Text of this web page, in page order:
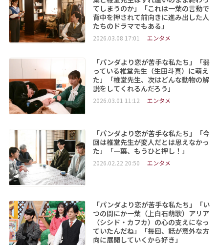
てしまうのか」「これは一葉の言動で
背中を押されて前向きに進み出した人
たちのドラマでもある」
2026.03.08 17:01 エンタメ
「パンダより恋が苦手な私たち」「弱
っている椎堂先生（生田斗真）に萌え
た」「椎堂先生、次はどんな動物の解
説をしてくれるんだろう」
2026.03.01 11:12 エンタメ
「パンダより恋が苦手な私たち」「今
回は椎堂先生が変人だとは思えなかっ
た」「一葉、もうひと押し！」
2026.02.22 20:50 エンタメ
「パンダより恋が苦手な私たち」「い
つの間にか一葉（上白石萌歌）アリア
（シシド・カフカ）の心の支えになっ
ていたんだね」「毎回、話が意外な方
向に展開していくから好き」